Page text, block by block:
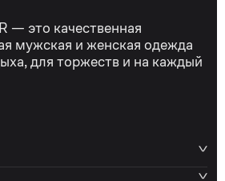
— это качественная
мужская и женская одежда
для торжеств и на каждый